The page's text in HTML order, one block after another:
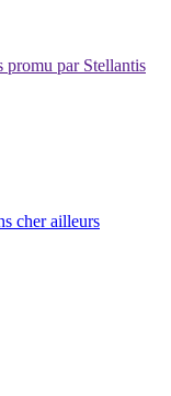
promu par Stellantis
cher ailleurs